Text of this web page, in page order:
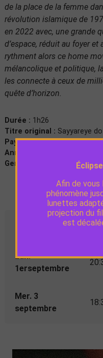
de la place de la femme
révolution islamique de
en 2022 avec, une grande
d’espace, réduit au foyer
rythment alors ce home
mélancolique et politique,
les connecte à ceux de
quête d’horizon.
Durée : 1h26
Titre original : Sayyareye
Pays :Allemagne
Année de production :
Genre :
Documentaire
Lun.
1erseptembre
Mer. 3
septembre
Afin de vous
phénomène
lunettes
projection du
est